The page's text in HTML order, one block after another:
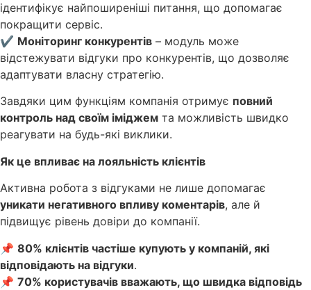
ідентифікує найпоширеніші питання, що допомагає
покращити сервіс.
✔ Моніторинг конкурентів – модуль може
відстежувати відгуки про конкурентів, що дозволяє
адаптувати власну стратегію.
Завдяки цим функціям компанія отримує повний
контроль над своїм іміджем та можливість швидко
реагувати на будь-які виклики.
Як це впливає на лояльність клієнтів
Активна робота з відгуками не лише допомагає
уникати негативного впливу коментарів, але й
підвищує рівень довіри до компанії.
📌 80% клієнтів частіше купують у компаній, які
відповідають на відгуки.
📌 70% користувачів вважають, що швидка відповідь